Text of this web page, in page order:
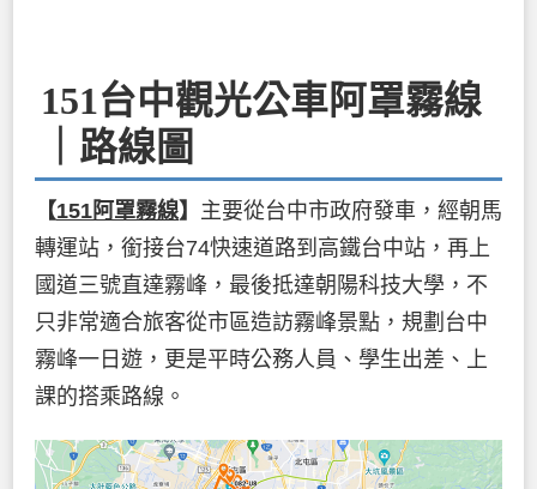
151台中觀光公車阿罩霧線
｜路線圖
【151阿罩霧線】 主要從台中市政府發車，經朝馬
轉運站，銜接台74快速道路到高鐵台中站，再上
國道三號直達霧峰，最後抵達朝陽科技大學，不
只非常適合旅客從市區造訪霧峰景點，規劃台中
霧峰一日遊，更是平時公務人員、學生出差、上
課的搭乘路線。